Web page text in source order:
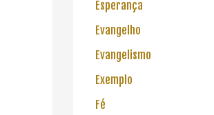
Esperança
Evangelho
Evangelismo
Exemplo
Fé